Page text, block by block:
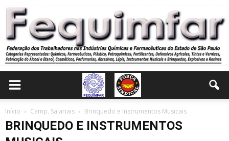
Início Camp. Salariais Brinquedo e Instrumentos Musicais
BRINQUEDO E INSTRUMENTOS